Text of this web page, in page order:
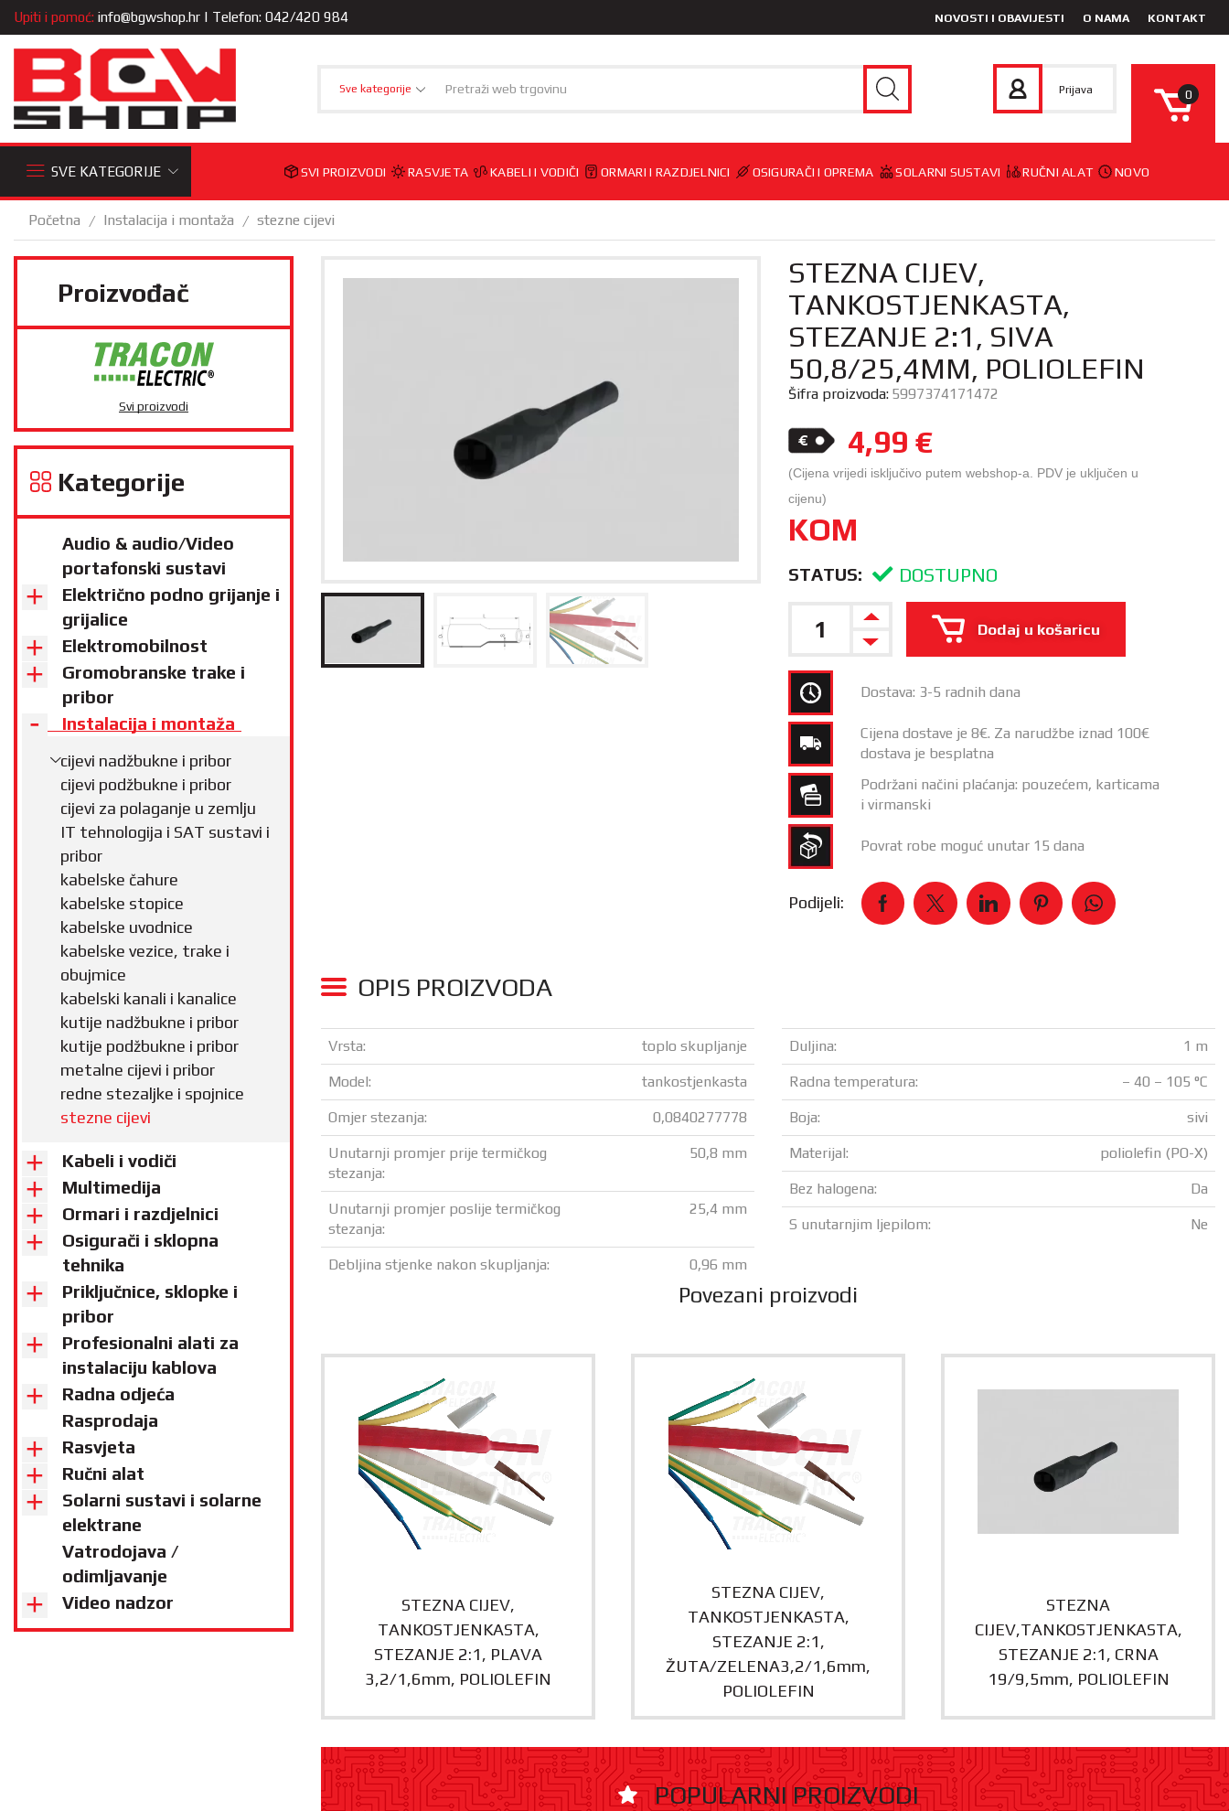
Upiti i pomoć: info@bgwshop.hr | Telefon: 042/420 984 NOVOSTI I OBAVIJESTI O NAMA KONTAKT
Sve kategorije Prijava 0
SVE KATEGORIJE SVI PROIZVODI RASVJETA KABELI I VODIČI ORMARI I RAZDJELNICI OSIGURAČI I OPREMA SOLARNI SUSTAVI RUČNI ALAT NOVO
Početna / Instalacija i montaža / stezne cijevi
Proizvođač
Svi proizvodi
Kategorije
Audio & audio/Video
portafonski sustavi
Električno podno grijanje i
grijalice
Elektromobilnost
Gromobranske trake i
pribor
Instalacija i montaža
cijevi nadžbukne i pribor
cijevi podžbukne i pribor
cijevi za polaganje u zemlju
IT tehnologija i SAT sustavi i
pribor
kabelske čahure
kabelske stopice
kabelske uvodnice
kabelske vezice, trake i
obujmice
kabelski kanali i kanalice
kutije nadžbukne i pribor
kutije podžbukne i pribor
metalne cijevi i pribor
redne stezaljke i spojnice
stezne cijevi
Kabeli i vodiči
Multimedija
Ormari i razdjelnici
Osigurači i sklopna
tehnika
Priključnice, sklopke i
pribor
Profesionalni alati za
instalaciju kablova
Radna odjeća
Rasprodaja
Rasvjeta
Ručni alat
Solarni sustavi i solarne
elektrane
Vatrodojava /
odimljavanje
Video nadzor
STEZNA CIJEV,
TANKOSTJENKASTA,
STEZANJE 2:1, SIVA
50,8/25,4MM, POLIOLEFIN
Šifra proizvoda: 5997374171472
4,99 €
(Cijena vrijedi isključivo putem webshop-a. PDV je uključen u
cijenu)
KOM
STATUS: DOSTUPNO
Dodaj u košaricu
Dostava: 3-5 radnih dana
Cijena dostave je 8€. Za narudžbe iznad 100€
dostava je besplatna
Podržani načini plaćanja: pouzećem, karticama
i virmanski
Povrat robe moguć unutar 15 dana
Podijeli:
OPIS PROIZVODA
Vrsta: toplo skupljanje
Model: tankostjenkasta
Omjer stezanja: 0,0840277778
Unutarnji promjer prije termičkog
stezanja:
50,8 mm
Unutarnji promjer poslije termičkog
stezanja:
25,4 mm
Debljina stjenke nakon skupljanja: 0,96 mm
Duljina: 1 m
Radna temperatura: – 40 – 105 °C
Boja: sivi
Materijal: poliolefin (PO-X)
Bez halogena: Da
S unutarnjim ljepilom: Ne
Povezani proizvodi
STEZNA CIJEV,
TANKOSTJENKASTA,
STEZANJE 2:1, PLAVA
3,2/1,6mm, POLIOLEFIN
STEZNA CIJEV,
TANKOSTJENKASTA,
STEZANJE 2:1,
ŽUTA/ZELENA3,2/1,6mm,
POLIOLEFIN
STEZNA
CIJEV,TANKOSTJENKASTA,
STEZANJE 2:1, CRNA
19/9,5mm, POLIOLEFIN
POPULARNI PROIZVODI